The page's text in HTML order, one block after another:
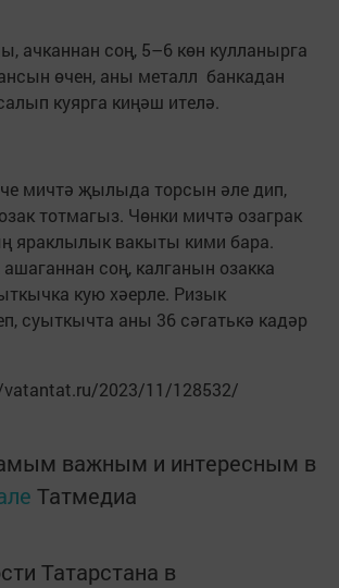
ачканнан соң, 5–6 көн кулланырга
өчен, аны металл банкадан
куярга киңәш ителә.
мичтә җылыда торсын әле дип,
тотмагыз. Чөнки мичтә озаграк
яраклылык вакыты кими бара.
соң, калганын озакка
кую хәерле. Ризык
суыткычта аны 36 сәгатькә кадәр
2023/11/128532/
важным и интересным в
Татмедиа
Татарстана в